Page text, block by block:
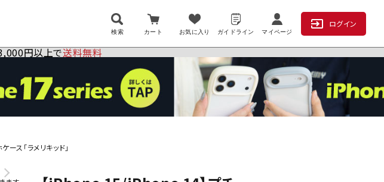
検索 カート お気に入り ガイドライン マイページ
ログイン
円以上で送料無料
ス「ラメリキッド」